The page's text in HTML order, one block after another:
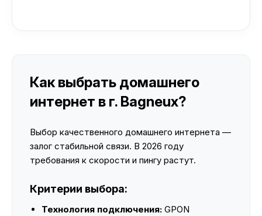
Как выбрать домашнего
интернет в г. Bagneux?
Выбор качественного домашнего интернета —
залог стабильной связи. В 2026 году
требования к скорости и пингу растут.
Критерии выбора:
Технология подключения: GPON